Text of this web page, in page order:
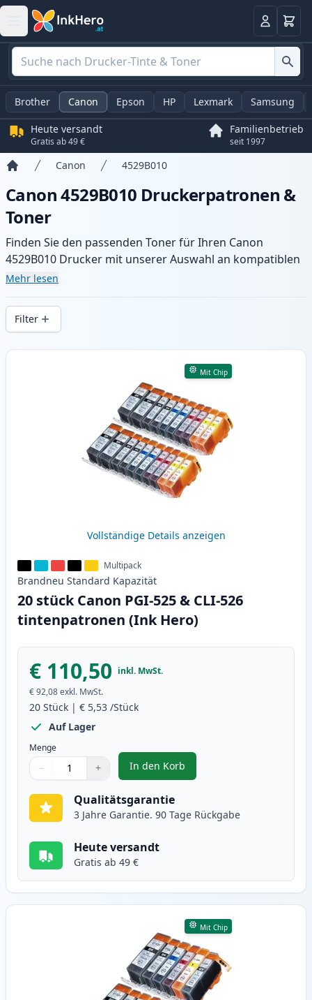
Anmelden
Brother Canon Epson HP Lexmark Samsung
Heute versandt
Gratis ab 49 €
Familienbetrieb
seit 1997
Canon 4529B010
Canon 4529B010 Druckerpatronen &
Toner
Finden Sie den passenden Toner für Ihren Canon
4529B010 Drucker mit unserer Auswahl an kompatiblen
und XL-Patronen. Profitieren Sie von gleichbleibender
in .
Mehr lesen
Filter
Produkte
Mit Chip
Vollständige Details anzeigen
Multipack
Brandneu Standard Kapazität
20 stück Canon PGI-525 & CLI-526
tintenpatronen (Ink Hero)
€ 110,50 inkl. MwSt.
€ 92,08exkl. MwSt.
20 Stück | € 5,53 /Stück
Auf Lager
Menge
Verwenden Sie die Tasten, um anzupassen
− +
1
In den Korb
, 20 stück Canon PGI-525 &
Qualitätsgarantie
3 Jahre Garantie. 90 Tage Rückgabe
Heute versandt
Gratis ab 49 €
Mit Chip